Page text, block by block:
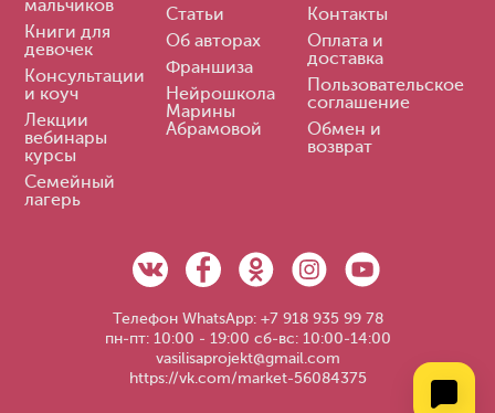
мальчиков
Книги для
девочек
Консультации
и коуч
Лекции
вебинары
курсы
Семейный
лагерь
Статьи
Об авторах
Франшиза
Нейрошкола
Марины
Абрамовой
Контакты
Оплата и
доставка
Пользовательское
соглашение
Обмен и
возврат
Телефон WhatsApp: +7 918 935 99 78
пн-пт: 10:00 - 19:00 сб-вс: 10:00-14:00
vasilisaprojekt@gmail.com
https://vk.com/market-56084375